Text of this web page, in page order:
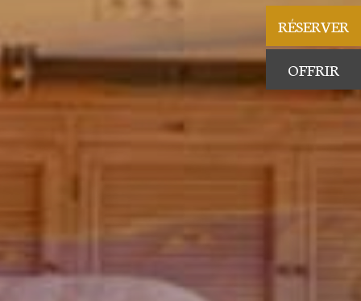
RÉSERVER
OFFRIR